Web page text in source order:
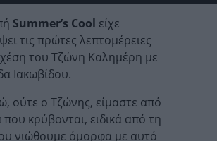
Summer’s Cool είχε
τις πρώτες λεπτομέρειες
του Τζώνη Καλημέρη με
Ιακωβίδου.
ούτε ο Τζώνης, είμαστε από
κρύβονται, ειδικά από τη
νιώθουμε όμορφα με αυτό